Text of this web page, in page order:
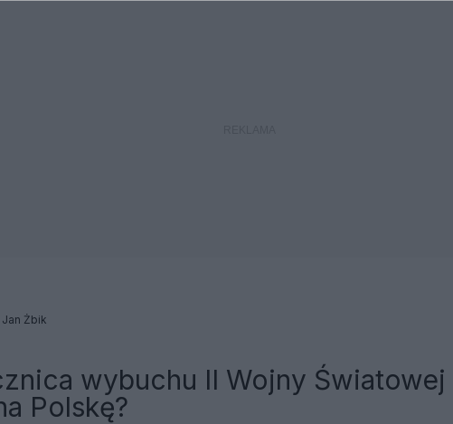
Jan Żbik
wybuchu II Wojny Światowej
Polskę?